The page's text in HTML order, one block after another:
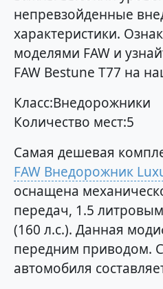
непревзойденные
характеристики.
моделями FAW и
FAW Bestune T77 на
Класс:Внедорожники
Количество мест:5
Самая дешевая
FAW Внедорожник
оснащена
передач, 1.5
(160 л.с.). Данная
передним приводом.
автомобиля